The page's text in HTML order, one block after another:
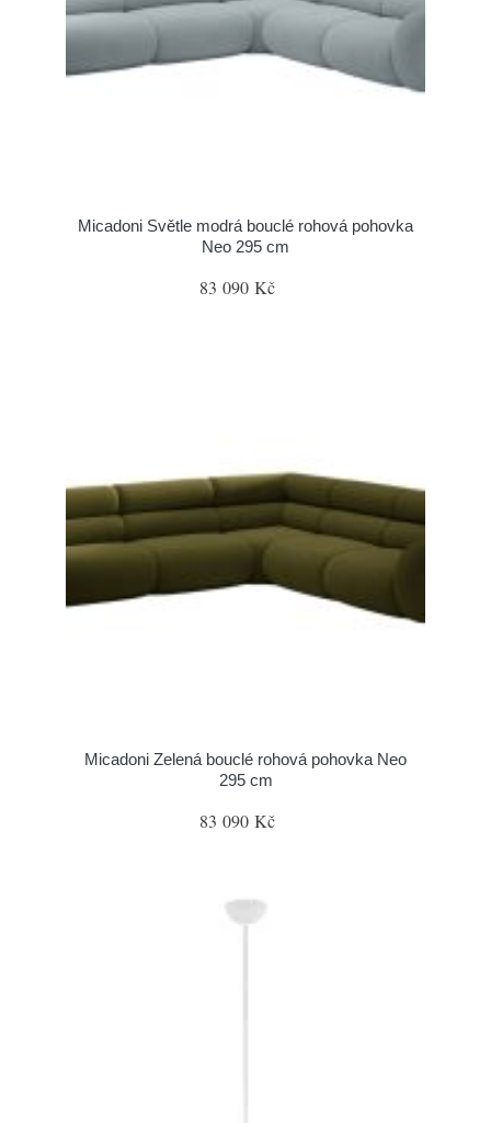
Micadoni Světle modrá bouclé rohová pohovka
Neo 295 cm
83 090 Kč
Micadoni Zelená bouclé rohová pohovka Neo
295 cm
83 090 Kč